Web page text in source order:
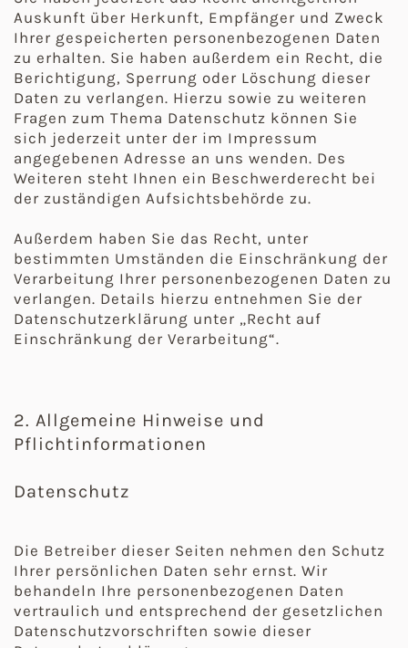
Auskunft über Herkunft, Empfänger und Zweck
Ihrer gespeicherten personenbezogenen Daten
zu erhalten. Sie haben außerdem ein Recht, die
Berichtigung, Sperrung oder Löschung dieser
Daten zu verlangen. Hierzu sowie zu weiteren
Fragen zum Thema Datenschutz können Sie
sich jederzeit unter der im Impressum
angegebenen Adresse an uns wenden. Des
Weiteren steht Ihnen ein Beschwerderecht bei
der zuständigen Aufsichtsbehörde zu.
Außerdem haben Sie das Recht, unter
bestimmten Umständen die Einschränkung der
Verarbeitung Ihrer personenbezogenen Daten zu
verlangen. Details hierzu entnehmen Sie der
Datenschutzerklärung unter „Recht auf
Einschränkung der Verarbeitung“.
2. Allgemeine Hinweise und
Pflichtinformationen
Datenschutz
Die Betreiber dieser Seiten nehmen den Schutz
Ihrer persönlichen Daten sehr ernst. Wir
behandeln Ihre personenbezogenen Daten
vertraulich und entsprechend der gesetzlichen
Datenschutzvorschriften sowie dieser